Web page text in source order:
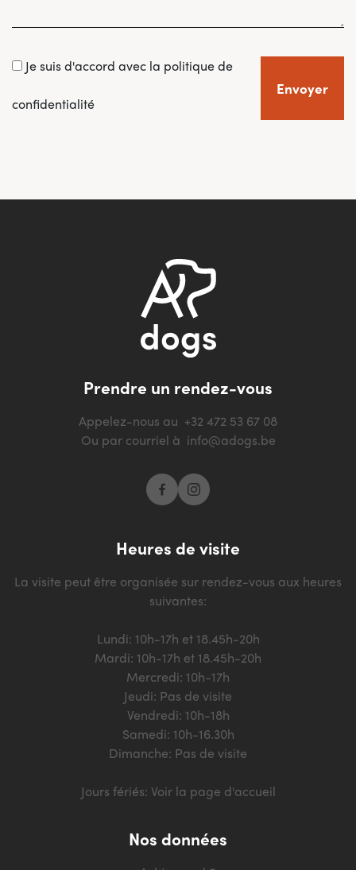
Je suis d'accord avec la politique de
confidentialité
Envoyer
Prendre un rendez-vous
Appelez-nous au +32 472 53 67 08
Ou par courriel à info@adogs.be
Heures de visite
La visite peut être organisée sur rendez-vous aux heures
suivantes:
Lundi: 10h-17h et 18.45h-20h
Mardi: 10h-17h et 18.45h-20h
Mercredi: 10h-17h
Jeudi: Pas de visite
Vendredi: 10h-18h
Samedi: 10h-16.30h
Dimanche: Pas de visite
Jours fériés: Voir la page d'accueil
Nos données